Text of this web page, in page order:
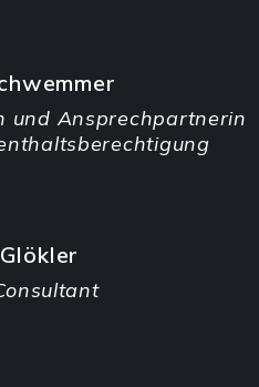
und Ansprechpartnerin